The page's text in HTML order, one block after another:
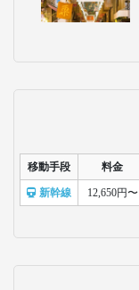
移動手段 料金
新幹線 12,650円〜